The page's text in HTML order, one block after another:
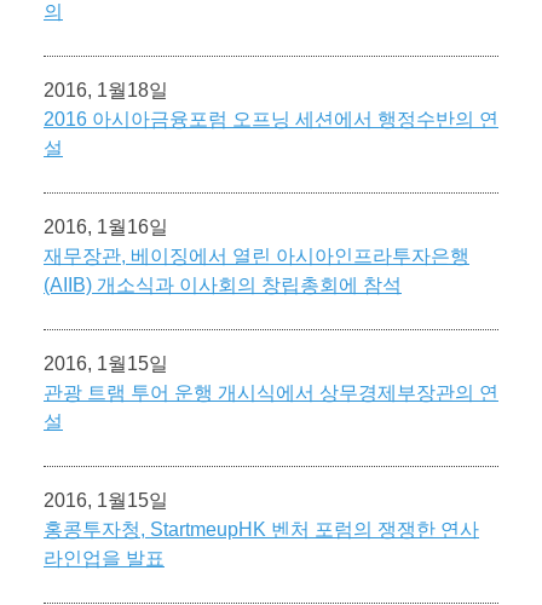
의
2016, 1월18일
2016 아시아금융포럼 오프닝 세션에서 행정수반의 연
설
2016, 1월16일
재무장관, 베이징에서 열린 아시아인프라투자은행
(AIIB) 개소식과 이사회의 창립총회에 참석
2016, 1월15일
관광 트램 투어 운행 개시식에서 상무경제부장관의 연
설
2016, 1월15일
홍콩투자청, StartmeupHK 벤처 포럼의 쟁쟁한 연사
라인업을 발표